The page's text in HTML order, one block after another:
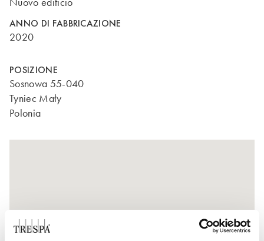
ANNO DI FABBRICAZIONE
2020
POSIZIONE
Sosnowa 55-040
Tyniec Mały
Polonia